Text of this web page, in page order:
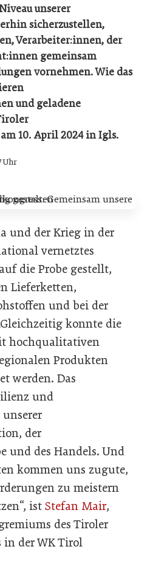
unserer
sicherzustellen,
Verarbeiter:innen, der
gemeinsam
vornehmen. Wie das
und geladene
10. April 2024 in Igls.
Uhr
und der Krieg in der
vernetztes
die Probe gestellt,
Lieferketten,
und bei der
konnte die
hochqualitativen
Produkten
werden. Das
und
der
und des Handels. Und
kommen uns zugute,
zu meistern
ist Stefan Mair,
des Tiroler
der WK Tirol